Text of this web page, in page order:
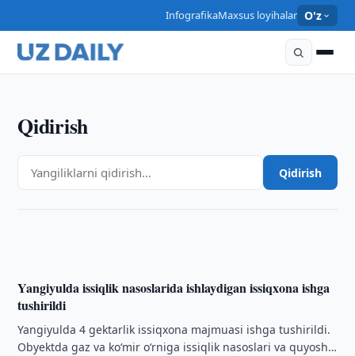
InfografikaMaxsus loyihalar O'z
Qidirish
Qidirish
Etihad Airways Abu-Dabi — Toshkent yo‘nalishida
reyslarni boshladi
Yangiyulda issiqlik nasoslarida ishlaydigan issiqxona ishga
tushirildi
Yangiyulda 4 gektarlik issiqxona majmuasi ishga tushirildi.
Obyektda gaz va ko‘mir o‘rniga issiqlik nasoslari va quyosh